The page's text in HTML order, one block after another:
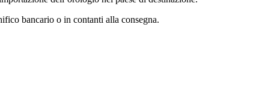
bancario o in contanti alla consegna.